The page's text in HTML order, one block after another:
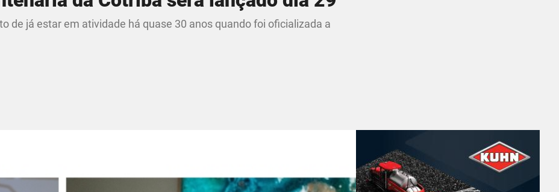
de já estar em atividade há quase 30 anos quando foi oficializada a